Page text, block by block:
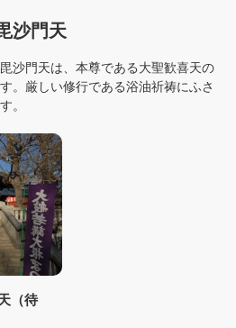
沙門天
沙門天は、本尊である大聖歓喜天の
。厳しい修行である浴油祈祷にふさ
。
（待